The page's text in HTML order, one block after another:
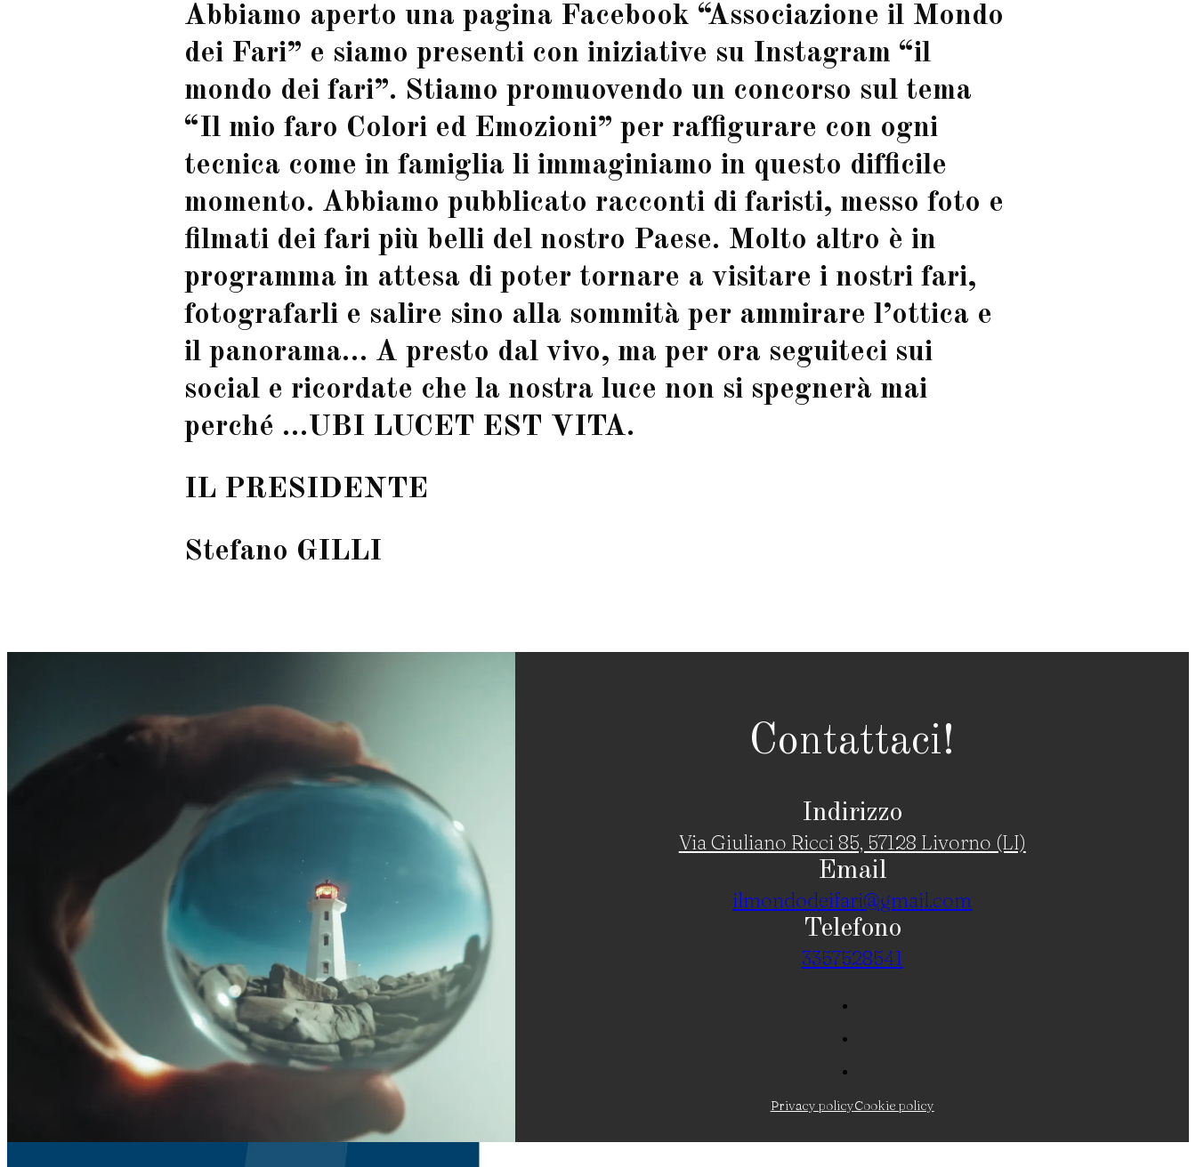
Abbiamo aperto una pagina Facebook “Associazione il Mondo
dei Fari” e siamo presenti con iniziative su Instagram “il
mondo dei fari”. Stiamo promuovendo un concorso sul tema
“Il mio faro Colori ed Emozioni” per raffigurare con ogni
tecnica come in famiglia li immaginiamo in questo difficile
momento. Abbiamo pubblicato racconti di faristi, messo foto e
filmati dei fari più belli del nostro Paese. Molto altro è in
programma in attesa di poter tornare a visitare i nostri fari,
fotografarli e salire sino alla sommità per ammirare l’ottica e
il panorama… A presto dal vivo, ma per ora seguiteci sui
social e ricordate che la nostra luce non si spegnerà mai
perché …UBI LUCET EST VITA.
IL PRESIDENTE
Stefano GILLI
Contattaci!
Indirizzo
Via Giuliano Ricci 85, 57128 Livorno (LI)
Email
ilmondodeifari@gmail.com
Telefono
3357528541
Privacy policyCookie policy